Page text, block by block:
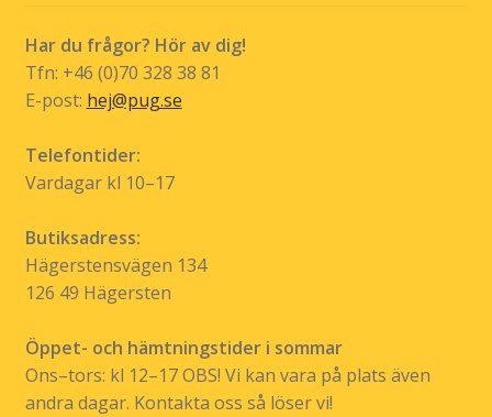
Har du frågor? Hör av dig!
Tfn: +46 (0)70 328 38 81
E-post: hej@pug.se
Telefontider:
Vardagar kl 10–17
Butiksadress:
Hägerstensvägen 134
126 49 Hägersten
Öppet- och hämtningstider i sommar
Ons–tors: kl 12–17 OBS! Vi kan vara på plats även
andra dagar. Kontakta oss så löser vi!